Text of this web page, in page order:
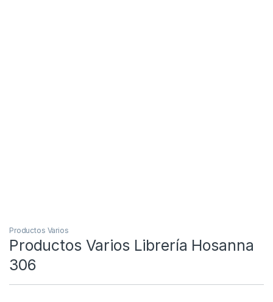
Productos Varios
Productos Varios Librería Hosanna
306